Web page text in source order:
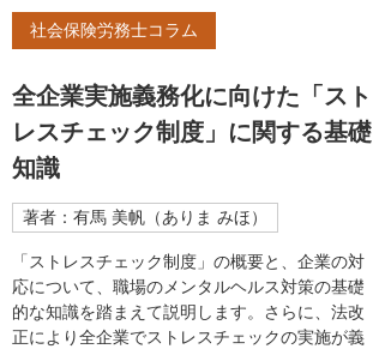
社会保険労務士コラム
全企業実施義務化に向けた「スト
レスチェック制度」に関する基礎
知識
著者：有馬 美帆（ありま みほ）
「ストレスチェック制度」の概要と、企業の対
応について、職場のメンタルヘルス対策の基礎
的な知識を踏まえて説明します。さらに、法改
正により全企業でストレスチェックの実施が義